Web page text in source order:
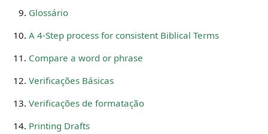
Glossário
A 4-Step process for consistent Biblical Terms
Compare a word or phrase
Verificações Básicas
Verificações de formatação
Printing Drafts